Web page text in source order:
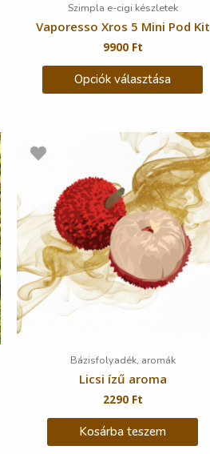
Szimpla e-cigi készletek
Vaporesso Xros 5 Mini Pod Kit
9900 Ft
Opciók választása
Bázisfolyadék, aromák
Licsi ízű aroma
2290 Ft
Kosárba teszem